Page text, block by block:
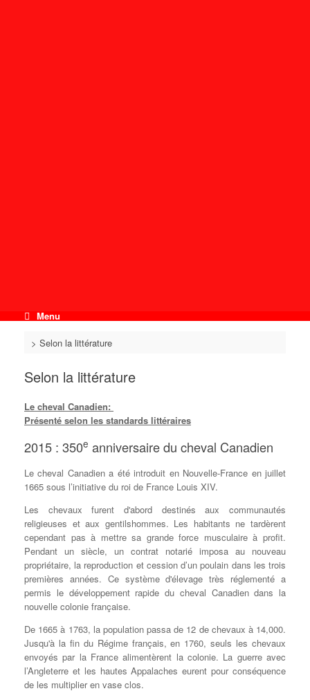
Menu
> Selon la littérature
Selon la littérature
Le cheval Canadien:
Présenté selon les standards littéraires
2015 : 350e anniversaire du cheval Canadien
Le cheval Canadien a été introduit en Nouvelle-France en juillet
1665 sous l’initiative du roi de France Louis XIV.
Les chevaux furent d'abord destinés aux communautés
religieuses et aux gentilshommes. Les habitants ne tardèrent
cependant pas à mettre sa grande force musculaire à profit.
Pendant un siècle, un contrat notarié imposa au nouveau
propriétaire, la reproduction et cession d’un poulain dans les trois
premières années. Ce système d'élevage très réglementé a
permis le développement rapide du cheval Canadien dans la
nouvelle colonie française.
De 1665 à 1763, la population passa de 12 de chevaux à 14,000.
Jusqu'à la fin du Régime français, en 1760, seuls les chevaux
envoyés par la France alimentèrent la colonie. La guerre avec
l’Angleterre et les hautes Appalaches eurent pour conséquence
de les multiplier en vase clos.